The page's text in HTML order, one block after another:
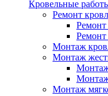
Кровельные
Ремонт
Ремонт
Ремонт
Монтаж
Монтаж
Монтаж